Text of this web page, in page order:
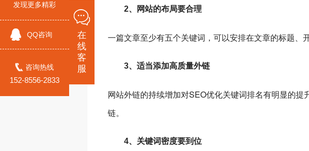
2、网站的布局要合理
一篇文章至少有五个关键词，可以安排在文章的标题、
3、适当添加高质量外链
网站外链的持续增加对SEO优化关键词排名有明显的
链。
4、关键词密度要到位
发现更多精彩
QQ咨询
咨询热线
152-8556-2833
在
线
客
服